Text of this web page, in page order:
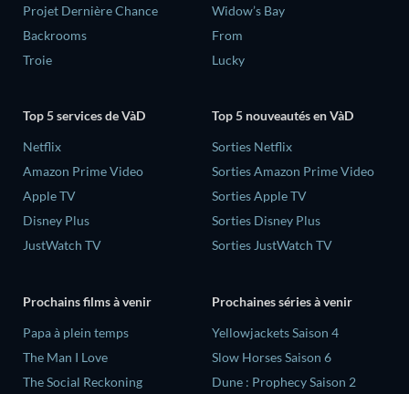
Projet Dernière Chance
Backrooms
Troie
Widow’s Bay
From
Lucky
Top 5 services de VàD
Netflix
Amazon Prime Video
Apple TV
Disney Plus
JustWatch TV
Top 5 nouveautés en VàD
Sorties Netflix
Sorties Amazon Prime Video
Sorties Apple TV
Sorties Disney Plus
Sorties JustWatch TV
Prochains films à venir
‎Papa à plein temps
The Man I Love
The Social Reckoning
Prochaines séries à venir
Yellowjackets Saison 4
Slow Horses Saison 6
Dune : Prophecy Saison 2